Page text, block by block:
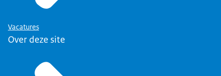
Vacatures
Over deze site